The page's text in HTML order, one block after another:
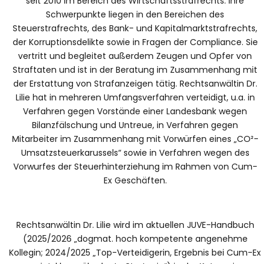
Schwerpunkte liegen in den Bereichen des
Steuerstrafrechts, des Bank- und Kapitalmarktstrafrechts,
der Korruptionsdelikte sowie in Fragen der Compliance. Sie
vertritt und begleitet außerdem Zeugen und Opfer von
Straftaten und ist in der Beratung im Zusammenhang mit
der Erstattung von Strafanzeigen tätig. Rechtsanwältin Dr.
Lilie hat in mehreren Umfangsverfahren verteidigt, u.a. in
Verfahren gegen Vorstände einer Landesbank wegen
Bilanzfälschung und Untreue, in Verfahren gegen
Mitarbeiter im Zusammenhang mit Vorwürfen eines „CO²-
Umsatzsteuerkarussels“ sowie in Verfahren wegen des
Vorwurfes der Steuerhinterziehung im Rahmen von Cum-
Ex Geschäften.
Rechtsanwältin Dr. Lilie wird im aktuellen JUVE-Handbuch
(2025/2026 „dogmat. hoch kompetente angenehme
Kollegin; 2024/2025 „Top-Verteidigerin, Ergebnis bei Cum-Ex